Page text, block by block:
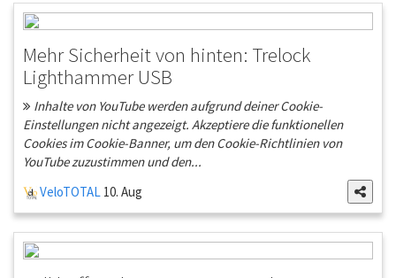
Mehr Sicherheit von hinten: Trelock
Lighthammer USB
Inhalte von YouTube werden aufgrund deiner Cookie-
Einstellungen nicht angezeigt. Akzeptiere die funktionellen
Cookies im Cookie-Banner, um den Cookie-Richtlinien von
YouTube zuzustimmen und den...
VeloTOTAL 10. Aug